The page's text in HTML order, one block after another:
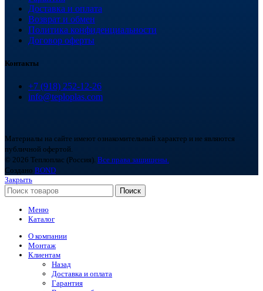
Доставка и оплата
Возврат и обмен
Политика конфиденциальности
Договор оферты
Контакты
+7 (918) 252-12-26
info@teploplas.com
Материалы на сайте имеют ознакомительный характер и не являются
публичной офертой.
© 2026 Теплоплас (Россия). Все права защищены.
Создано BOND
Закрыть
Поиск
Меню
Каталог
О компании
Монтаж
Клиентам
Назад
Доставка и оплата
Гарантия